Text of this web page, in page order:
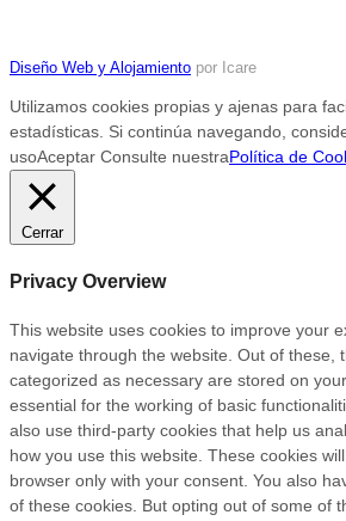
Diseño Web y Alojamiento por Icare
Utilizamos cookies propias y ajenas para
estadísticas. Si continúa navegando,
usoAceptar Consulte nuestraPolítica de
Cerrar
Privacy Overview
This website uses cookies to improve your
navigate through the website. Out of these,
categorized as necessary are stored on
essential for the working of basic
also use third-party cookies that help us
how you use this website. These cookies
browser only with your consent. You also
of these cookies. But opting out of some of